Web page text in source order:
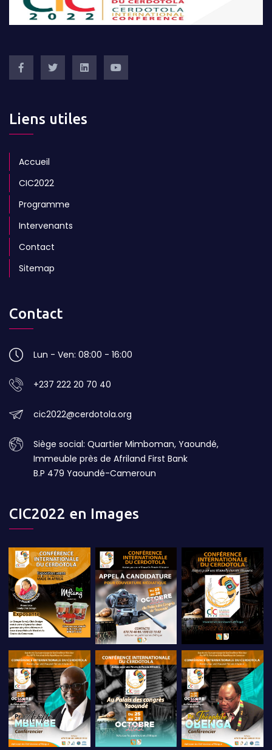
Liens utiles
Accueil
CIC2022
Programme
Intervenants
Contact
Sitemap
Contact
Lun - Ven: 08:00 - 16:00
+237 222 20 70 40
cic2022@cerdotola.org
Siège social: Quartier Mimboman, Yaoundé,
Immeuble près de Afriland First Bank
B.P 479 Yaoundé-Cameroun
CIC2022 en Images